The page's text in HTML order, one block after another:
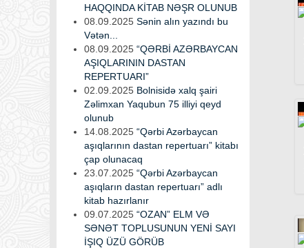
HAQQINDA KİTAB NƏŞR OLUNUB
08.09.2025 Sənin alın yazındı bu
Vətən...
08.09.2025 “QƏRBİ AZƏRBAYCAN
AŞIQLARININ DASTAN
REPERTUARI”
02.09.2025 Bolnisidə xalq şairi
Zəlimxan Yaqubun 75 illiyi qeyd
olunub
14.08.2025 “Qərbi Azərbaycan
aşıqlarının dastan repertuarı” kitabı
çap olunacaq
23.07.2025 “Qərbi Azərbaycan
aşıqların dastan repertuarı” adlı
kitab hazırlanır
09.07.2025 “OZAN” ELM VƏ
SƏNƏT TOPLUSUNUN YENİ SAYI
İŞIQ ÜZÜ GÖRÜB